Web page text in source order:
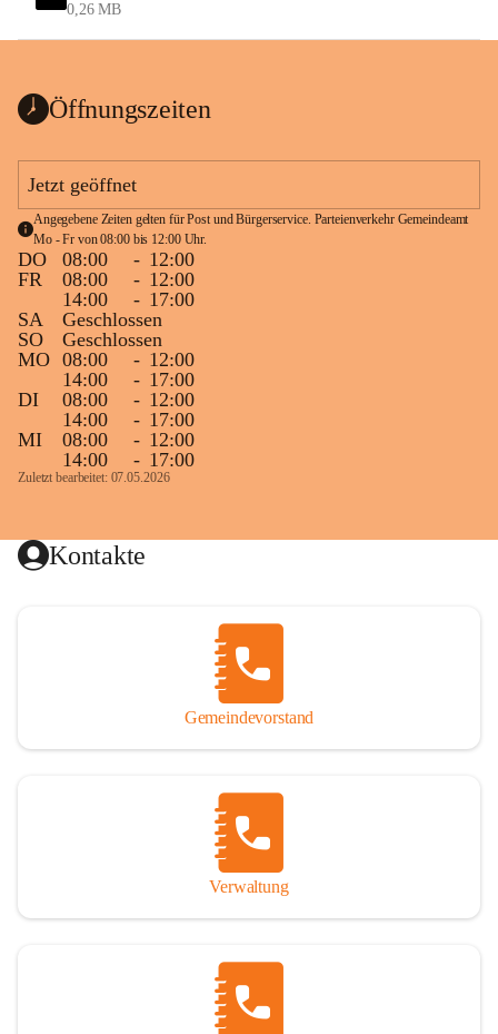
0,26 MB
Öffnungszeiten
Jetzt geöffnet
Angegebene Zeiten gelten für Post und Bürgerservice. Parteienverkehr Gemeindeamt
Mo - Fr von 08:00 bis 12:00 Uhr.
DO 08:00 - 12:00
FR
08:00 - 12:00
14:00
- 17:00
SA
Geschlossen
SO
Geschlossen
MO 08:00 - 12:00
14:00
- 17:00
DI
08:00 - 12:00
14:00
- 17:00
MI
08:00 - 12:00
14:00
- 17:00
Zuletzt bearbeitet: 07.05.2026
Kontakte
Gemeindevorstand
Verwaltung